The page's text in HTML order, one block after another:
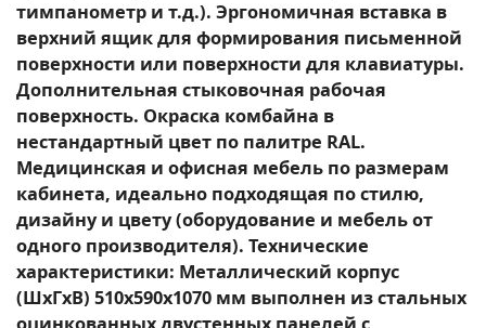
тимпанометр и т.д.). Эргономичная вставка в
верхний ящик для формирования письменной
поверхности или поверхности для клавиатуры.
Дополнительная стыковочная рабочая
поверхность. Окраска комбайна в
нестандартный цвет по палитре RAL.
Медицинская и офисная мебель по размерам
кабинета, идеально подходящая по стилю,
дизайну и цвету (оборудование и мебель от
одного производителя). Технические
характеристики: Металлический корпус
(ШхГхВ) 510х590х1070 мм выполнен из стальных